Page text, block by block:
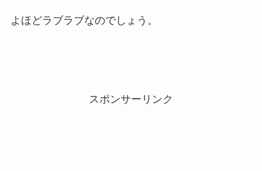
よほどラブラブなのでしょう。
スポンサーリンク